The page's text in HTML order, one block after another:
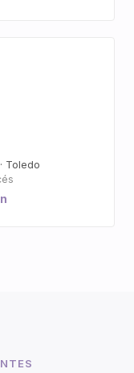
Toledo